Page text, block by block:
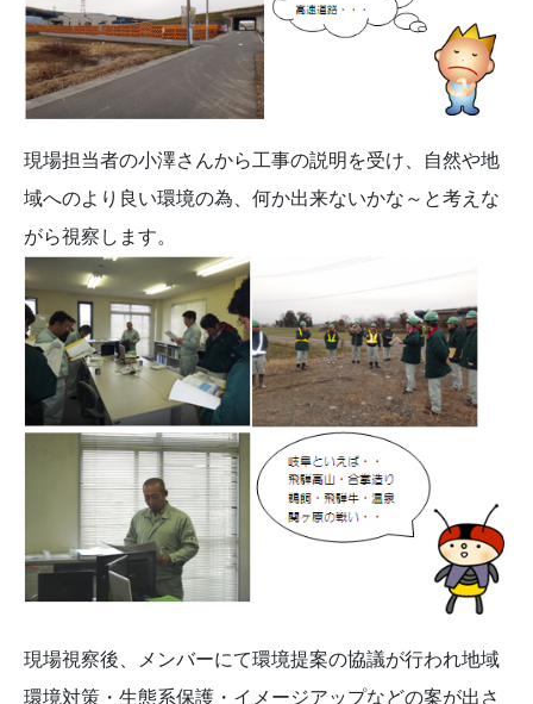
現場担当者の小澤さんから工事の説明を受け、自然や地
域へのより良い環境の為、何か出来ないかな～と考えな
がら視察します。
現場視察後、メンバーにて環境提案の協議が行われ地域
環境対策・生態系保護・イメージアップなどの案が出さ